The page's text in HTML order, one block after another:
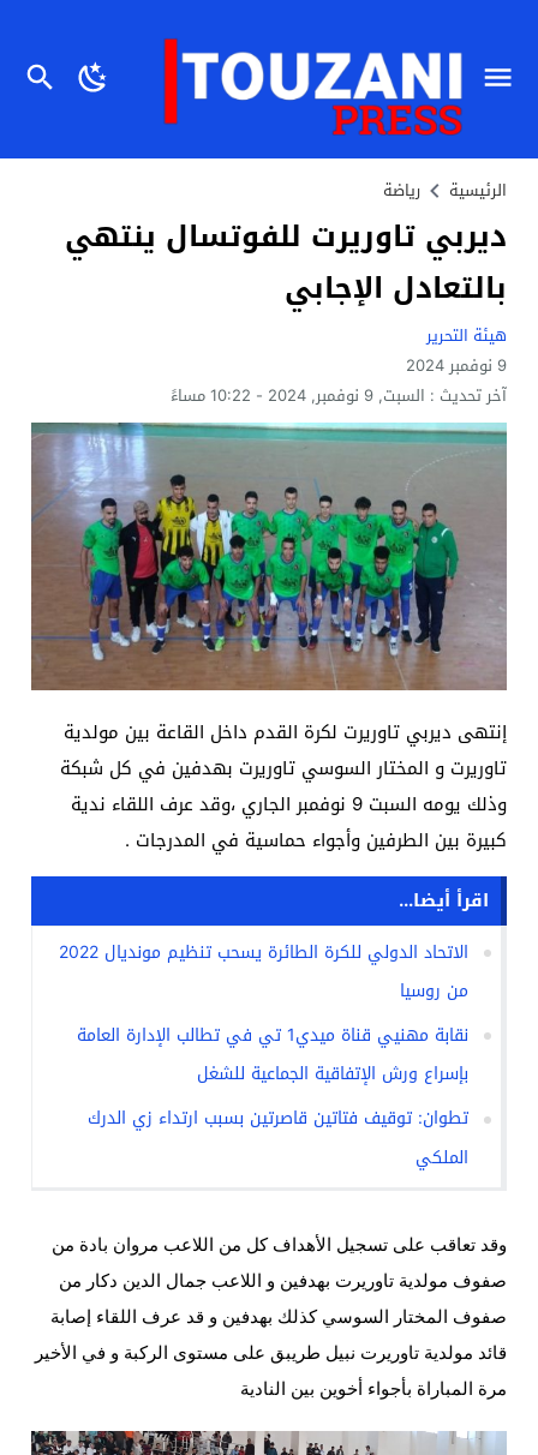
الرئيسية رياضة
ديربي تاوريرت للفوتسال ينتهي
بالتعادل الإجابي
هيئة التحرير
9 نوفمبر 2024
آخر تحديث : السبت, 9 نوفمبر, 2024 - 10:22 مساءً
إنتهى ديربي تاوريرت لكرة القدم داخل القاعة بين مولدية
تاوريرت و المختار السوسي تاوريرت بهدفين في كل شبكة
وذلك يومه السبت 9 نوفمبر الجاري ،وقد عرف اللقاء ندية
كبيرة بين الطرفين وأجواء حماسية في المدرجات .
اقرأ أيضا...
الاتحاد الدولي للكرة الطائرة يسحب تنظيم مونديال 2022
من روسيا
نقابة مهنيي قناة ميدي1 تي في تطالب الإدارة العامة
بإسراع ورش الإتفاقية الجماعية للشغل
تطوان: توقيف فتاتين قاصرتين بسبب ارتداء زي الدرك
الملكي
وقد تعاقب على تسجيل الأهداف كل من اللاعب مروان بادة من
صفوف مولدية تاوريرت بهدفين و اللاعب جمال الدين دكار من
صفوف المختار السوسي كذلك بهدفين و قد عرف اللقاء إصابة
قائد مولدية تاوريرت نبيل طريبق على مستوى الركبة و في الأخير
مرة المباراة بأجواء أخوين بين النادية